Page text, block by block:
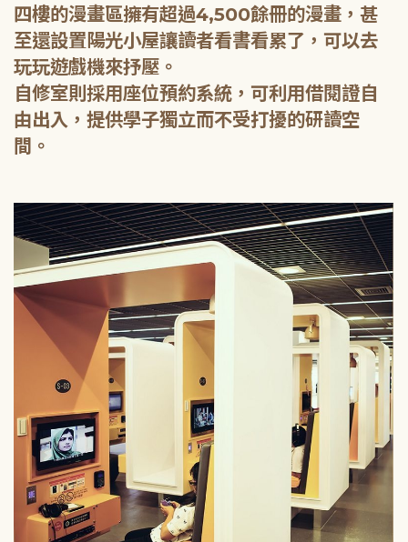
四樓的漫畫區擁有超過4,500餘冊的漫畫，甚
至還設置陽光小屋讓讀者看書看累了，可以去
玩玩遊戲機來抒壓。
自修室則採用座位預約系統，可利用借閱證自
由出入，提供學子獨立而不受打擾的研讀空
間。